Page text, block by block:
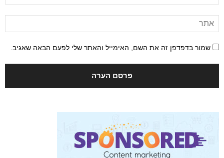
שמור בדפדפן זה את השם, האימייל והאתר שלי לפעם הבאה שאגיב.